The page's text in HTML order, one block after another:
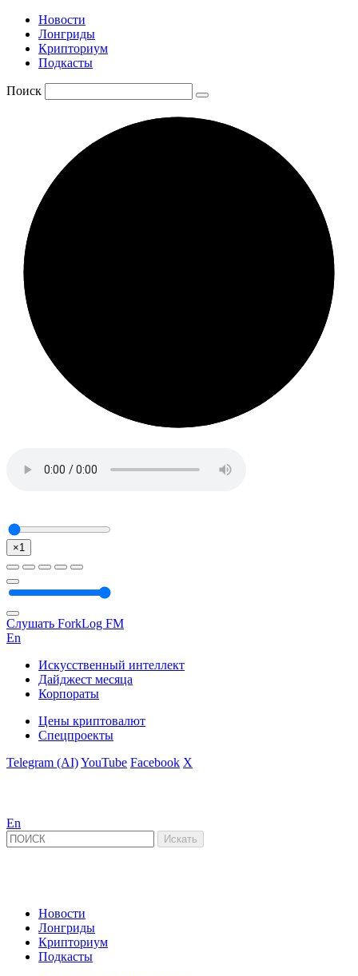
Новости
Лонгриды
Крипториум
Подкасты
Поиск
×1
Слушать ForkLog FM
En
Искусственный интеллект
Дайджест месяца
Корпораты
Цены криптовалют
Спецпроекты
Telegram (AI)YouTube Facebook X
En
Новости
Лонгриды
Крипториум
Подкасты